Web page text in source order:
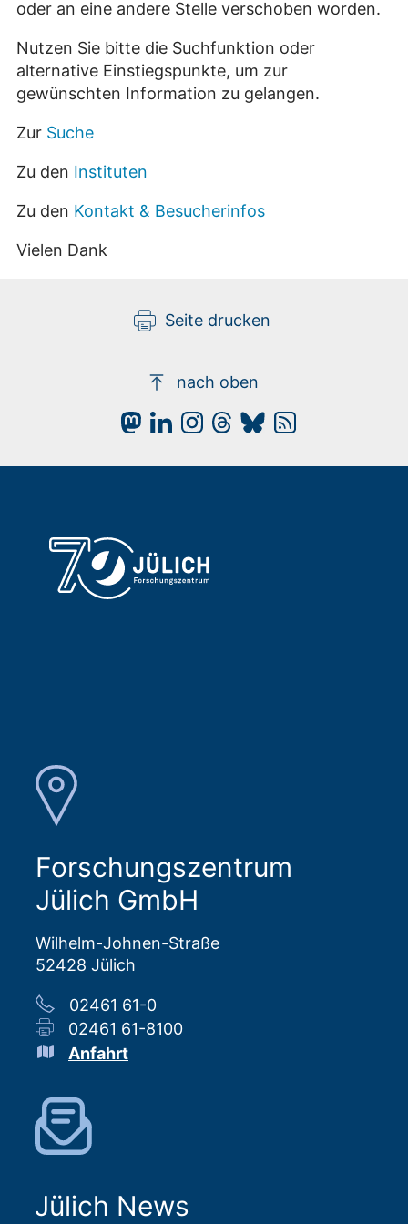
oder an eine andere Stelle verschoben worden.
Nutzen Sie bitte die Suchfunktion oder
alternative Einstiegspunkte, um zur
gewünschten Information zu gelangen.
Zur Suche
Zu den Instituten
Zu den Kontakt & Besucherinfos
Vielen Dank
Seite drucken
nach oben
Forschungszentrum
Jülich GmbH
Wilhelm-Johnen-Straße
52428 Jülich
02461 61-0
02461 61-8100
Anfahrt
Jülich News